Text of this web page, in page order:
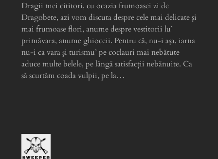
Dragii mei cititori, cu ocazia frumoasei zi de
Dragobete, azi vom discuta despre cele mai delicate şi
mai frumoase flori, anume despre vestitorii lu’
primăvara, anume ghioceii. Pentru că, nu-i aşa, iarna
nu-i ca vara şi turismu’ pe coclauri mai nebătute
aduce multe belele, pe lângă satisfacţii nebănuite. Ca
să scurtăm coada vulpii, pe la…